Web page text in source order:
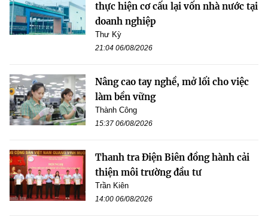
thực hiện cơ cấu lại vốn nhà nước tại
doanh nghiệp
Thư Kỳ
21:04 06/08/2026
Nâng cao tay nghề, mở lối cho việc
làm bền vững
Thành Công
15:37 06/08/2026
Thanh tra Điện Biên đồng hành cải
thiện môi trường đầu tư
Trần Kiên
14:00 06/08/2026